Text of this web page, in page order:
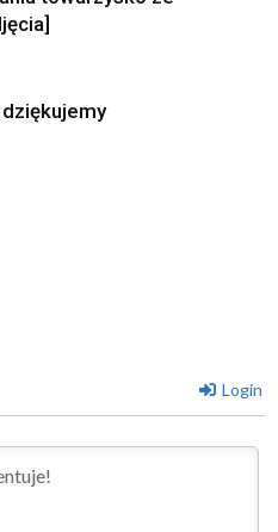
Login